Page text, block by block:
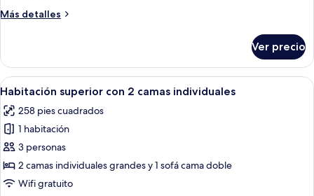
2
Más detalles
Más
Confort
con
2
individuales
Ver precio
Abrir
todas
las
fotos
de
Habitación
superior
Habitación de hotel con una cama
4
Habitación superior con 2 camas individuales
258 pies cuadrados
1 habitación
3 personas
2 camas individuales grandes y 1 sofá cama doble
Wifi gratuito